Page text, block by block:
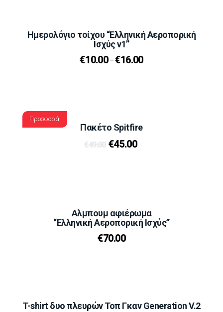
Ημερολόγιο τοίχου “Ελληνική Αεροπορική
Ισχύς v1”
€10.00–€16.00
Προσφορά!
Πακέτο Spitfire
€49.00 €45.00
Αλμπουμ αφιέρωμα
“Ελληνική Αεροπορική Ισχύς”
€70.00
T-shirt δυο πλευρών Τοπ Γκαν Generation V.2